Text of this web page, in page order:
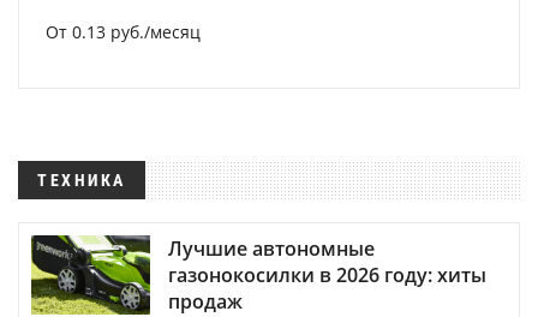
От 0.13 руб./месяц
ТЕХНИКА
Лучшие автономные
газонокосилки в 2026 году: хиты
продаж